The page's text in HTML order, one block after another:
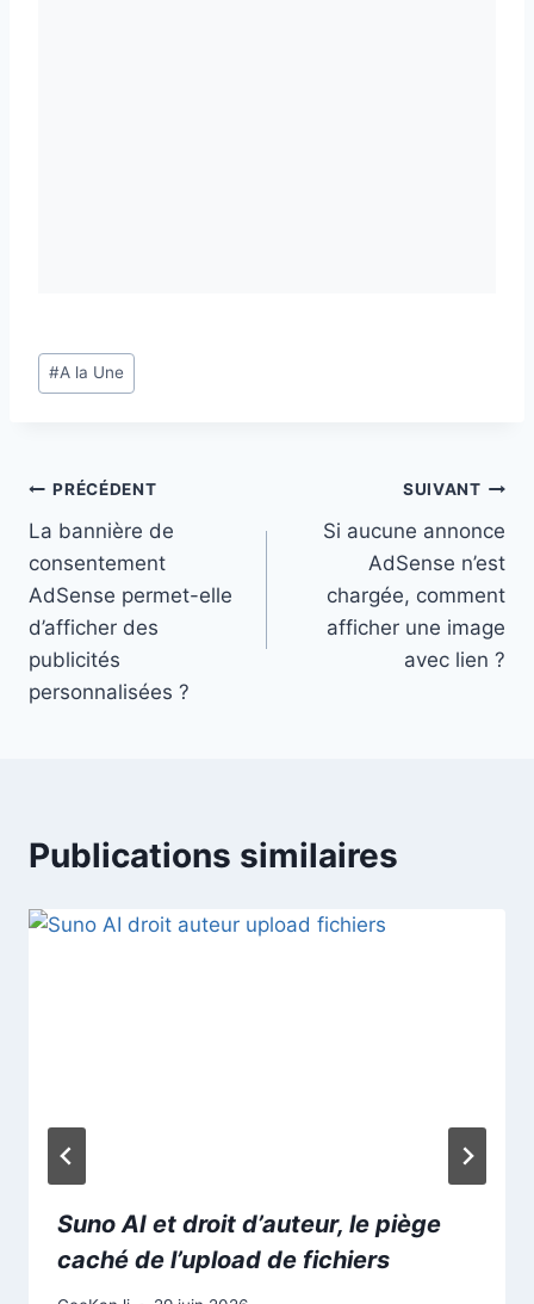
Étiquettes
de
#A la Une
Navigation
de
l’article
PRÉCÉDENT
La bannière de
consentement
AdSense permet-elle
d’afficher des
publicités
personnalisées ?
SUIVANT
Si aucune annonce
AdSense n’est
chargée, comment
afficher une image
avec lien ?
Publications similaires
Suno AI et droit d’auteur, le piège
caché de l’upload de fichiers